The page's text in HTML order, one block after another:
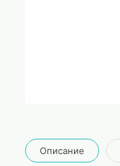
Описание